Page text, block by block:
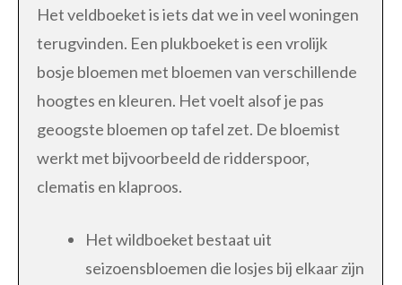
Het veldboeket is iets dat we in veel woningen
terugvinden. Een plukboeket is een vrolijk
bosje bloemen met bloemen van verschillende
hoogtes en kleuren. Het voelt alsof je pas
geoogste bloemen op tafel zet. De bloemist
werkt met bijvoorbeeld de ridderspoor,
clematis en klaproos.
Het wildboeket bestaat uit
seizoensbloemen die losjes bij elkaar zijn